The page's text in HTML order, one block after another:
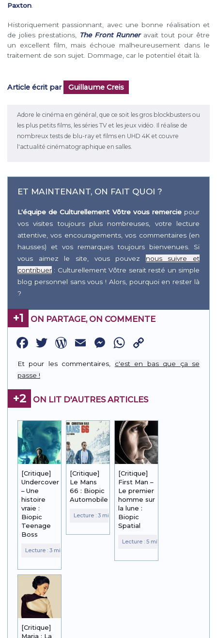
Paxton
Historiquement passionnant, avec une bonne réalisation et
de jolies prestations,
The Front Runneravait tout pour être
un excellent film, mais échoue malheureusement dans le
traitement de son sujet. Dommage, car le potentiel était là.
Article écrit par Guillaume Creis
Adore le cinéma en général, que ce soit les gros blockbusters ou
les plus petits films, les séries TV et les jeux vidéo. Il réalise de
nombreux tests de blu-ray et films en UHD 4K et couvre
l'actualité cinématographique en salles.
ET MAINTENANT, ON FAIT QUOI ?
L'équipe de Culturellement Vôtre vous remerciepour
vos visites toujours plus nombreuses, votre lecture
attentive, vos encouragements, vos commentaires (en
hausses) et vos remarques toujours bienvenues. Si
vous aimez le site, vous pouvez nous suivre et
contribuer : Culturellement Vôtre serait resté un simple
blog personnel sans vous ! Alors, pourquoi en rester là
?
+1 ON PARTAGE, ON COMMENTE
Facebook
Twitter
WordPress
EmailMessenger
WhatsApp
Link
Et pour les commentaires, c'est en bas que ça se
passe !
+2 ON LIT D'AUTRES ARTICLES
[Critique]
Undercover
– Une
histoire
vraie :
Biopic
Teenage
Boss
[Critique]
Le Mans
66 : Biopic
Automobile
[Critique]
First Man –
Le premier
homme sur
la lune :
Biopic
Spatial
[Critique]
Maria : La